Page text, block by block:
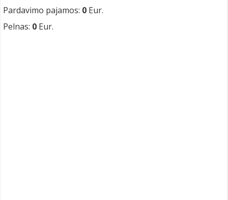
Pardavimo pajamos: 0 Eur.
Pelnas: 0 Eur.